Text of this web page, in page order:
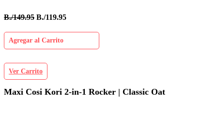
B./149.95 B./119.95
Agregar al Carrito
Ver Carrito
Maxi Cosi Kori 2-in-1 Rocker | Classic Oat